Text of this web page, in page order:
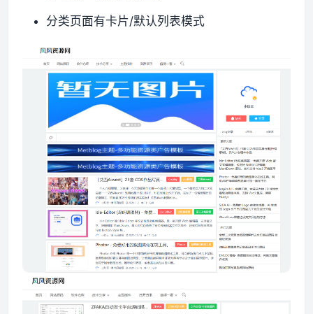
分类页面有卡片/默认列表模式